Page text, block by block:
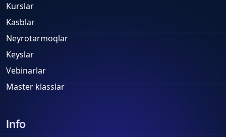
Kurslar
Kasblar
Neyrotarmoqlar
Keyslar
Vebinarlar
Master klasslar
Info